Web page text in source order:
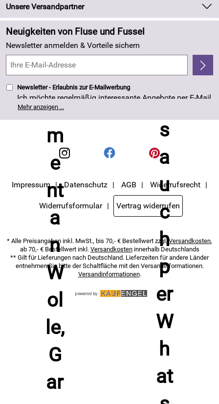
Newsletter
Zahlung und Versand
Kundenlogin
Neu
Angebote
Made in Germany
4,8/5
Unsere Versandpartner
Neuigkeiten von Fluse und Fussel
Newsletter anmelden & Vorteile sichern
Newsletter - Erlaubnis zur E-Mailwerbung
Ich möchte regelmäßig interessante Angebote per E-Mail
erhalten. Meine E-Mail-Adresse wird nicht an andere
Unternehmen weitergegeben. Die Einwilligung zur
Nutzung meiner E-Mail- Adresse für Werbezwecke kann
Datenschutzerklärung habe ich zur Kenntnis
genommen.
Mehr anzeigen ...
Impressum Datenschutz AGB Widerrufsrecht
Widerrufsformular Vertrag widerrufen
* Alle Preisangaben inkl. MwSt., bis 70,- € Bestellwert zzgl. Versandkosten,
ab 70,- € Bestellwert inkl. Versandkosteninnerhalb Deutschlands
** Gilt für Lieferungen nach Deutschland. Lieferzeiten für andere Länder
entnehmen Sie bitte der Schaltfläche mit den Versandinformationen.
Versandinformationen.